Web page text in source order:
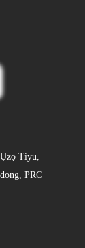
Tiyu,
PRC